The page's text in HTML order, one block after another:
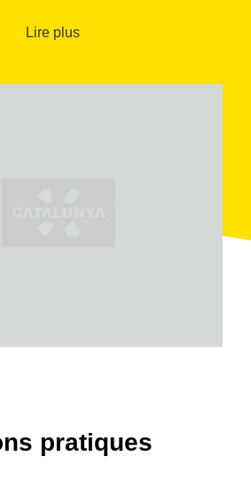
Lire plus
pratiques